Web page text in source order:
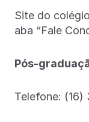
Site do
aba “Fale
Pós-
Telefone: